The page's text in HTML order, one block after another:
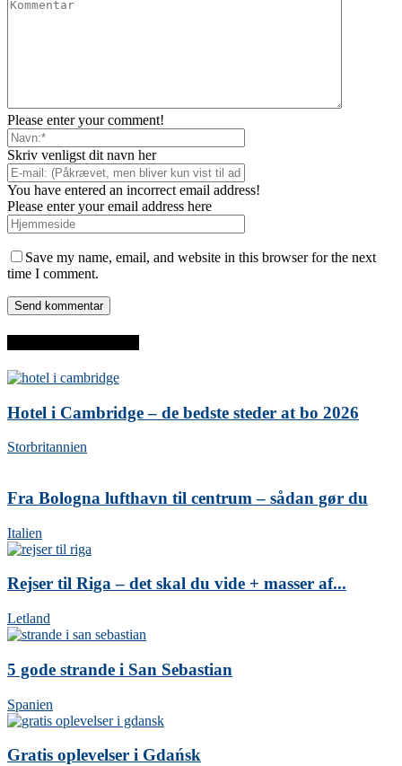
Please enter your comment!
Skriv venligst dit navn her
You have entered an incorrect email address!
Please enter your email address here
Save my name, email, and website in this browser for the next
time I comment.
Hotel i Cambridge – de bedste steder at bo 2026
Storbritannien
Fra Bologna lufthavn til centrum – sådan gør du
Italien
Rejser til Riga – det skal du vide + masser af...
Letland
5 gode strande i San Sebastian
Spanien
Gratis oplevelser i Gdańsk